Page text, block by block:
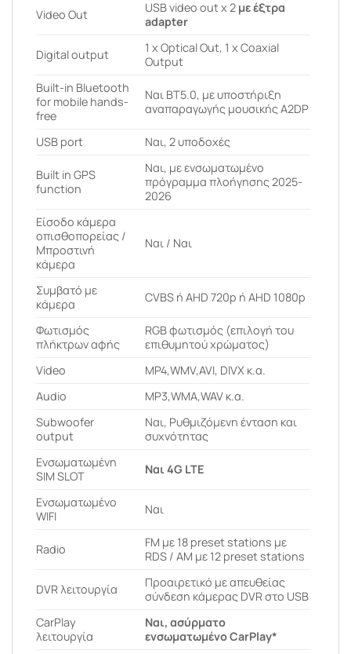
Video Out USB video out x 2 με έξτρα
adapter
Digital output
1 x Optical Out, 1 x Coaxial
Output
Built-in Bluetooth
for mobile hands-
free
Ναι BT5.0, με υποστήριξη
αναπαραγωγής μουσικής A2DP
USB port Ναι, 2 υποδοχές
Built in GPS
function
Ναι, με ενσωματωμένο
πρόγραμμα πλοήγησης 2025-
2026
Είσοδο κάμερα
οπισθοπορείας /
Μπροστινή
κάμερα
Ναι / Ναι
Συμβατό με
κάμερα
CVBS ή AHD 720p ή AHD 1080p
Φωτισμός
πλήκτρων αφής
RGB φωτισμός (επιλογή του
επιθυμητού χρώματος)
Video
MP4,WMV,AVI, DIVX κ.α.
Audio
MP3,WMA,WAV κ.α.
Subwoofer
output
Ναι, Ρυθμιζόμενη ένταση και
συχνότητας
Ενσωματωμένη
SIM SLOT
Ναι 4G LTE
Ενσωματωμένο
WIFI
Ναι
Radio
FM με 18 preset stations με
RDS / AM με 12 preset stations
DVR λειτουργία
Προαιρετικό με απευθείας
σύνδεση κάμερας DVR στο USB
CarPlay
λειτουργία
Ναι, ασύρματο
ενσωματωμένο CarPlay*